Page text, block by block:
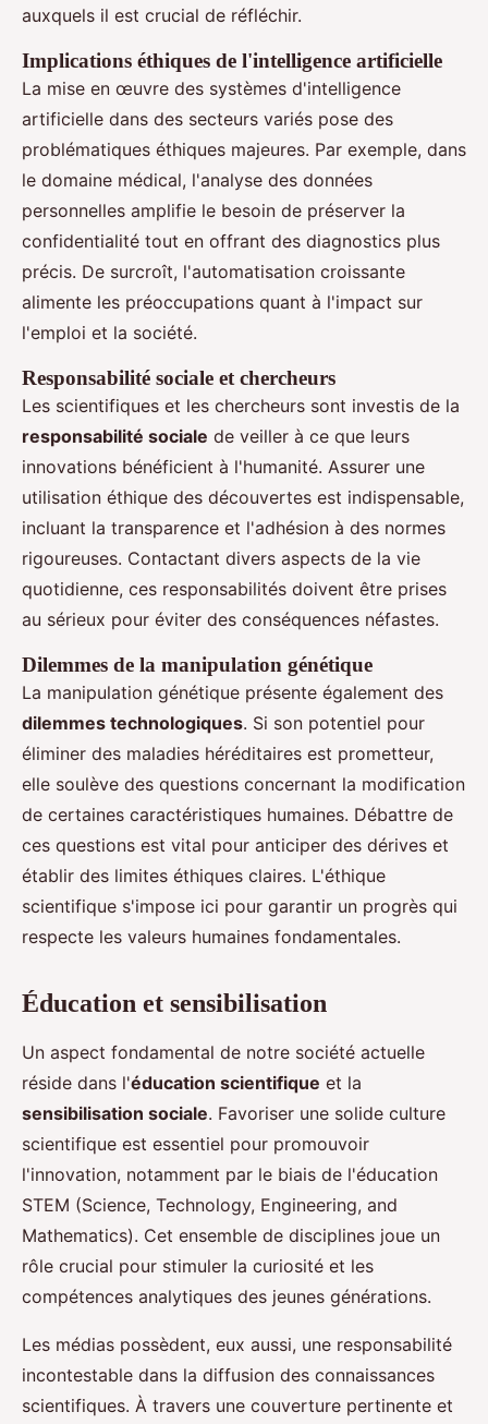
auxquels il est crucial de réfléchir.
Implications éthiques de l'intelligence artificielle
La mise en œuvre des systèmes d'intelligence
artificielle dans des secteurs variés pose des
problématiques éthiques majeures. Par exemple, dans
le domaine médical, l'analyse des données
personnelles amplifie le besoin de préserver la
confidentialité tout en offrant des diagnostics plus
précis. De surcroît, l'automatisation croissante
alimente les préoccupations quant à l'impact sur
l'emploi et la société.
Responsabilité sociale et chercheurs
Les scientifiques et les chercheurs sont investis de la
responsabilité sociale de veiller à ce que leurs
innovations bénéficient à l'humanité. Assurer une
utilisation éthique des découvertes est indispensable,
incluant la transparence et l'adhésion à des normes
rigoureuses. Contactant divers aspects de la vie
quotidienne, ces responsabilités doivent être prises
au sérieux pour éviter des conséquences néfastes.
Dilemmes de la manipulation génétique
La manipulation génétique présente également des
dilemmes technologiques. Si son potentiel pour
éliminer des maladies héréditaires est prometteur,
elle soulève des questions concernant la modification
de certaines caractéristiques humaines. Débattre de
ces questions est vital pour anticiper des dérives et
établir des limites éthiques claires. L'éthique
scientifique s'impose ici pour garantir un progrès qui
respecte les valeurs humaines fondamentales.
Éducation et sensibilisation
Un aspect fondamental de notre société actuelle
réside dans l'éducation scientifique et la
sensibilisation sociale. Favoriser une solide culture
scientifique est essentiel pour promouvoir
l'innovation, notamment par le biais de l'éducation
STEM (Science, Technology, Engineering, and
Mathematics). Cet ensemble de disciplines joue un
rôle crucial pour stimuler la curiosité et les
compétences analytiques des jeunes générations.
Les médias possèdent, eux aussi, une responsabilité
incontestable dans la diffusion des connaissances
scientifiques. À travers une couverture pertinente et